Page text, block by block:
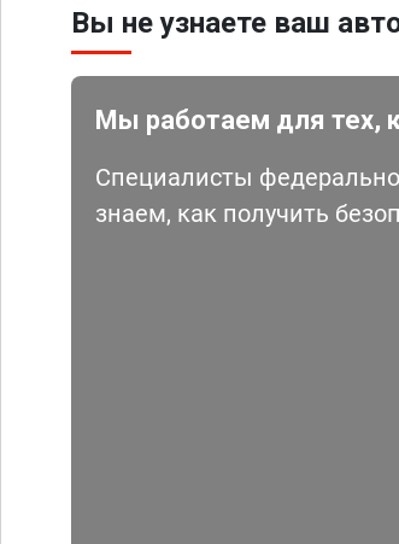
Вы не узнаете ваш
Мы работаем для тех,
Специалисты
знаем, как получить